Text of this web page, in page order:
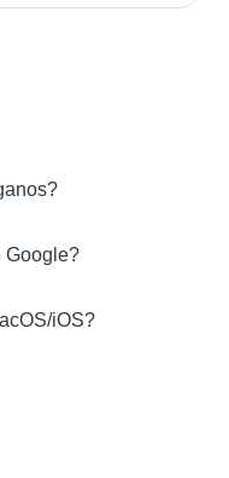
Google?
iOS?